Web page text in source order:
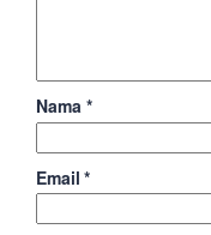
Nama *
Email*